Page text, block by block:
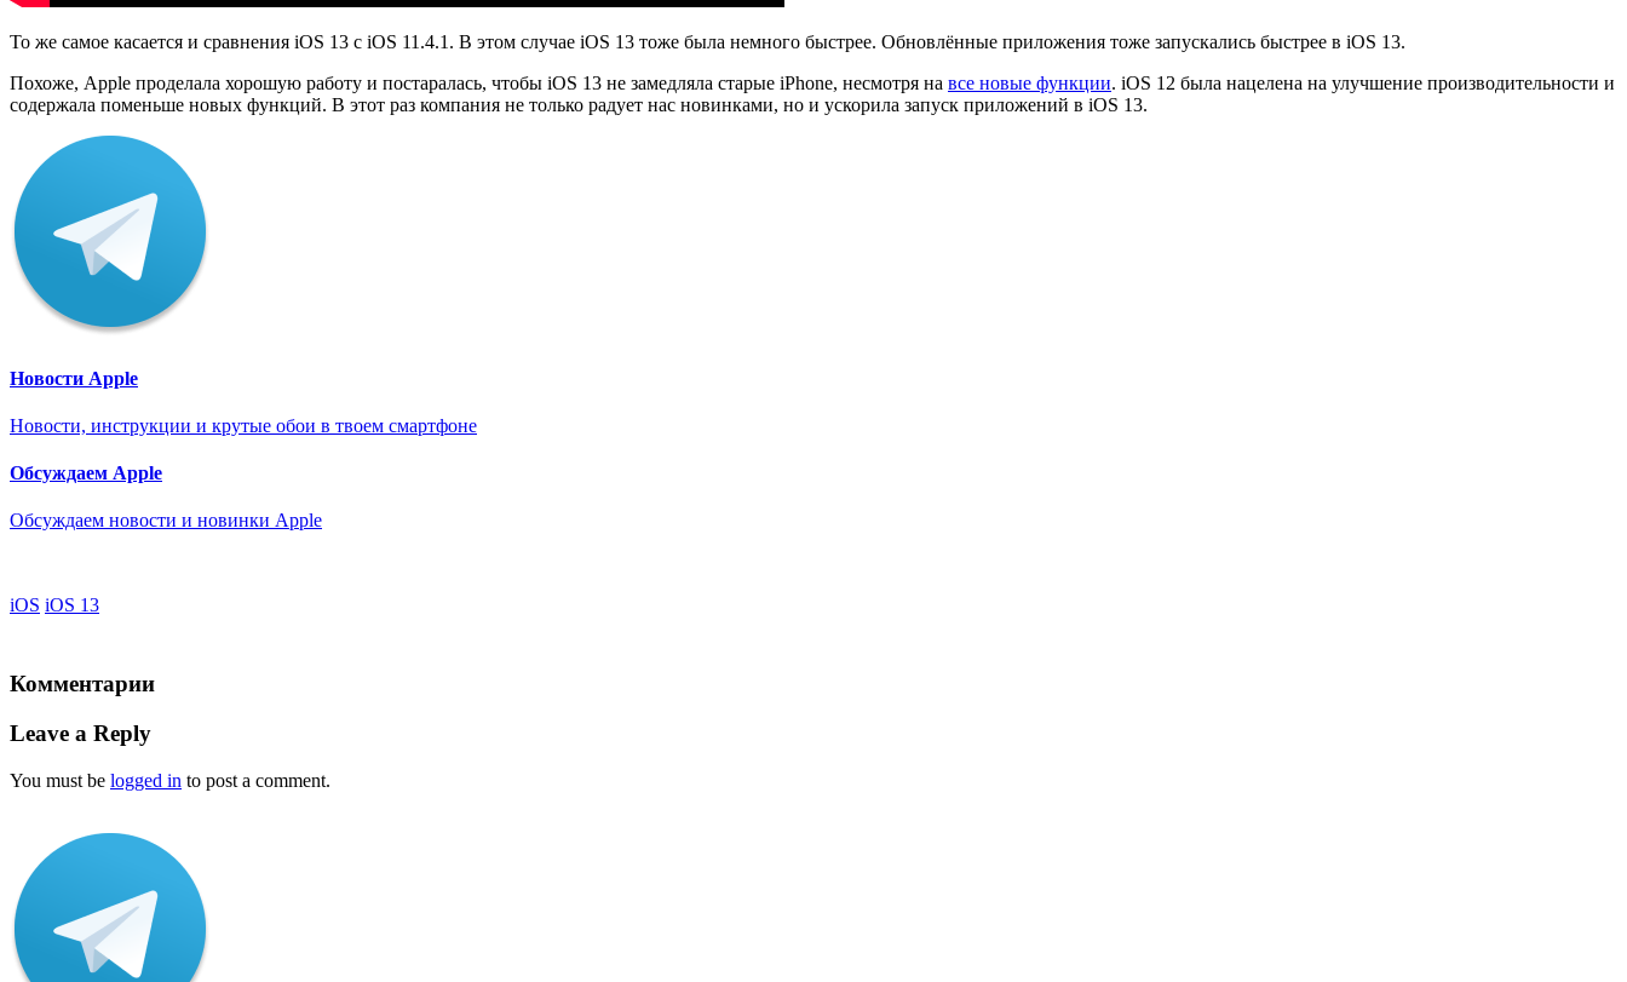
То же самое касается и сравнения iOS 13 с iOS 11.4.1. В этом случае iOS 13 тоже была немного быстрее. Обновлённые приложения тоже запускались быстрее в iOS 13.
Похоже, Apple проделала хорошую работу и постаралась, чтобы iOS 13 не замедляла старые iPhone, несмотря на все новые функции. iOS 12 была нацелена на улучшение производительности и
содержала поменьше новых функций. В этот раз компания не только радует нас новинками, но и ускорила запуск приложений в iOS 13.
Новости Apple
Новости, инструкции и крутые обои в твоем смартфоне
Обсуждаем Apple
Обсуждаем новости и новинки Apple
iOS iOS 13
Комментарии
Leave a Reply
You must be logged in to post a comment.